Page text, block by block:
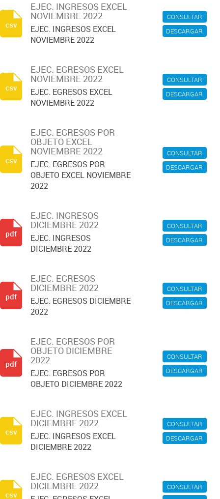
CONSULTAR
DESCARGAR
EJEC. INGRESOS EXCEL
NOVIEMBRE 2022
EJEC. INGRESOS EXCEL
NOVIEMBRE 2022
csv
CONSULTAR
DESCARGAR
EJEC. EGRESOS EXCEL
NOVIEMBRE 2022
EJEC. EGRESOS EXCEL
NOVIEMBRE 2022
csv
CONSULTAR
DESCARGAR
EJEC. EGRESOS POR
OBJETO EXCEL
NOVIEMBRE 2022
EJEC. EGRESOS POR
OBJETO EXCEL NOVIEMBRE
2022
csv
CONSULTAR
DESCARGAR
EJEC. INGRESOS
DICIEMBRE 2022
EJEC. INGRESOS
DICIEMBRE 2022
pdf
CONSULTAR
DESCARGAR
EJEC. EGRESOS
DICIEMBRE 2022
EJEC. EGRESOS DICIEMBRE
2022
pdf
CONSULTAR
DESCARGAR
EJEC. EGRESOS POR
OBJETO DICIEMBRE
2022
EJEC. EGRESOS POR
OBJETO DICIEMBRE 2022
pdf
CONSULTAR
DESCARGAR
EJEC. INGRESOS EXCEL
DICIEMBRE 2022
EJEC. INGRESOS EXCEL
DICIEMBRE 2022
csv
CONSULTAR
EJEC. EGRESOS EXCEL
DICIEMBRE 2022
csv